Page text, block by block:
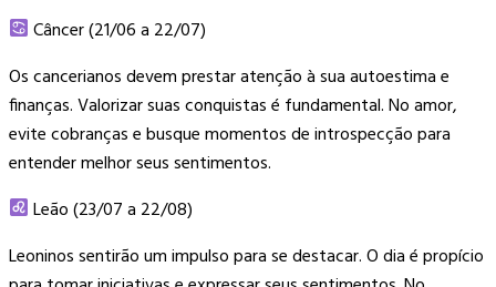
Câncer (21/06 a 22/07)
Os cancerianos devem prestar atenção à sua autoestima e
finanças. Valorizar suas conquistas é fundamental. No amor,
evite cobranças e busque momentos de introspecção para
entender melhor seus sentimentos.
Leão (23/07 a 22/08)
Leoninos sentirão um impulso para se destacar. O dia é propício